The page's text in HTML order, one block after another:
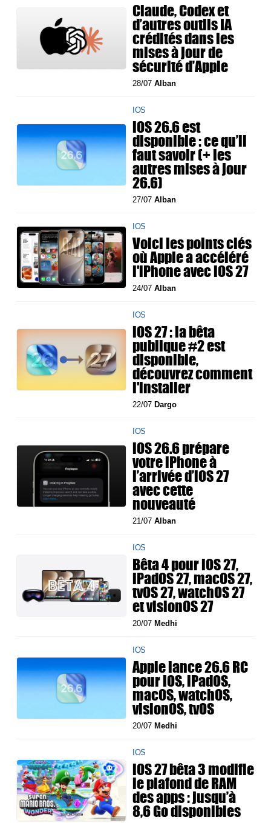
Claude, Codex et
d’autres outils IA
crédités dans les
mises à jour de
sécurité d’Apple
28/07Alban
IOS
iOS 26.6 est
disponible : ce qu’il
faut savoir (+ les
autres mises à jour
26.6)
27/07Alban
IOS
Voici les points clés
où Apple a accéléré
l'iPhone avec iOS 27
24/07Alban
IOS
iOS 27 : la bêta
publique #2 est
disponible,
découvrez comment
l'installer
22/07 Dargo
IOS
iOS 26.6 prépare
votre iPhone à
l’arrivée d’iOS 27
avec cette
nouveauté
21/07Alban
IOS
Bêta 4 pour iOS 27,
iPadOS 27, macOS 27,
tvOS 27, watchOS 27
et visionOS 27
20/07 Medhi
IOS
Apple lance 26.6 RC
pour iOS, iPadOS,
macOS, watchOS,
visionOS, tvOS
20/07 Medhi
IOS
iOS 27 bêta 3 modifie
le plafond de RAM
des apps : jusqu’à
8,6 Go disponibles